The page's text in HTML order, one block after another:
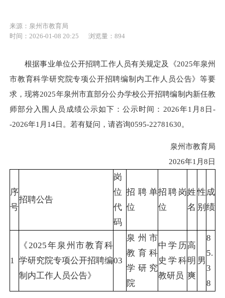
来源：泉州市教育局
时间：2026-01-08 20:25
浏览量： 894
根据事业单位公开招聘工作人员有关规定及《2025年泉州
市教育科学研究院专项公开招聘编制内工作人员公告》等要
求，现将2025年泉州市直部分公办学校公开招聘编制内新任教
师部分入围人员成绩公示如下：公示时间：2026年1月8日-
-2026年1月14日。若有疑问，请咨询0595-22781630。
泉州市教育局
2026年1月8日
序
号
招聘公告
岗
位
代
码
招聘单
位
招聘岗
位
姓
名
性
别
成
绩
1
《2025年泉州市教育科
学研究院专项公开招聘编
制内工作人员公告》
03
泉州市
教育科
学研究
院
中学历
史学科
教研员
高
明
爽
男
8
5.
3
8